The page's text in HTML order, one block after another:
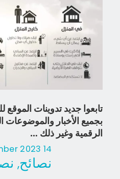
تابعوا جديد تدوينات الموقع
بجميع الأخبار والموضوعات
الرقمية وغير ذلك …
14 September 2023
نصائح,